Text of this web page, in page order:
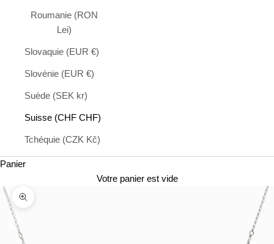
Roumanie (RON
Lei)
Slovaquie (EUR €)
Slovénie (EUR €)
Suède (SEK kr)
Suisse (CHF CHF)
Tchéquie (CZK Kč)
Panier
Votre panier est vide
Zoomer sur l'image